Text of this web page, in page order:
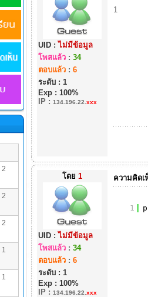
2
2
2
1
1
UID :ไม่มีข้อมูล
โพสแล้ว: 34
ตอบแล้ว: 6
ระดับ : 1
Exp : 100%
IP: 134.196.22. xxx
1
โดย 1
UID :ไม่มีข้อมูล
โพสแล้ว: 34
ตอบแล้ว: 6
ระดับ : 1
Exp : 100%
IP: 134.196.22. xxx
ความคิด
1